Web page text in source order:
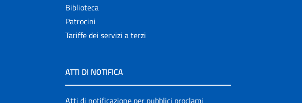
Biblioteca
Patrocini
Tariffe dei servizi a terzi
ATTI DI NOTIFICA
Atti di notificazione per pubblici proclami